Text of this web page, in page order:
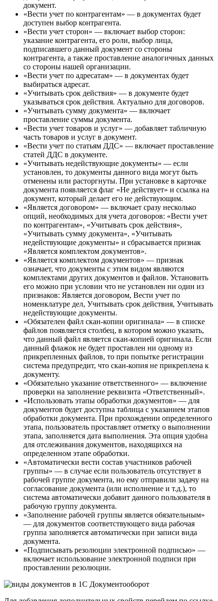
документ.
«Вести учет по контрагентам» — в документах будет
доступен выбор контрагента.
«Вести учет сторон» — включает выбор сторон:
указание контрагента, его роли, выбор лица,
подписавшего данный документ со стороны
контрагента, а также проставление аналогичных данных
со стороны нашей организации.
«Вести учет по адресатам» — в документах будет
выбираться адресат.
«Учитывать срок действия» — в документе будет
указываться срок действия. Актуально для договоров.
«Учитывать сумму документа» — включает
проставление суммы документа.
«Вести учет товаров и услуг» — добавляет табличную
часть товаров и услуг в документ.
«Вести учет по статьям ДДС» — включает проставление
статей ДДС в документе.
«Учитывать недействующие документы» — если
установлен, то документы данного вида могут быть
отменены или расторгнуты. При установке в карточке
документа появляется флаг «Не действует» и ссылка на
документ, который делает его не действующим.
«Является договором» — включает сразу несколько
опций, необходимых для учета договоров: «Вести учет
по контрагентам», «Учитывать срок действия»,
«Учитывать сумму документа», «Учитывать
недействующие документы» и сбрасывается признак
«Является комплектом документов».
«Является комплектом документов» — признак
означает, что документы с этим видом являются
комплектами других документов и файлов. Установить
его можно при условии что не установлен ни один из
признаков: Является договором, Вести учет по
номенклатуре дел, Учитывать срок действия, Учитывать
недействующие документы.
«Обязателен файл скан-копии оригинала» — в списке
файлов появляется столбец, в котором можно указать,
что данный файл является скан-копией оригинала. Если
данный флажок не будет проставлен ни одному из
прикрепленных файлов, то при попытке регистрации
система предупредит, что скан-копия не прикреплена к
документу.
«Обязательно указание ответственного» — включение
проверки на заполнение реквизита «Ответственный».
«Использовать этапы обработки документов» — для
документов будет доступна таблица с указанием этапов
обработки документа. При прохождении определенного
этапа, пользователь проставляет отметку о выполнении
этапа, заполняется дата выполнения. Эта опция удобна
для отслеживания документов, находящихся на
определенном этапе обработки.
«Автоматически вести состав участников рабочей
группы» — в случае если пользователь отсутствует в
рабочей группе документа, но ему отправили задачу на
согласование документа (или исполнение и т.д.), то
система автоматически добавит данного пользователя в
рабочую группу документа.
«Заполнение рабочей группы является обязательным»
— для документов соответствующего вида рабочая
группа заполняется автоматически при записи вида
документа.
«Подписывать резолюции электронной подписью» —
включает использование электронной подписи при
проставлении резолюции.